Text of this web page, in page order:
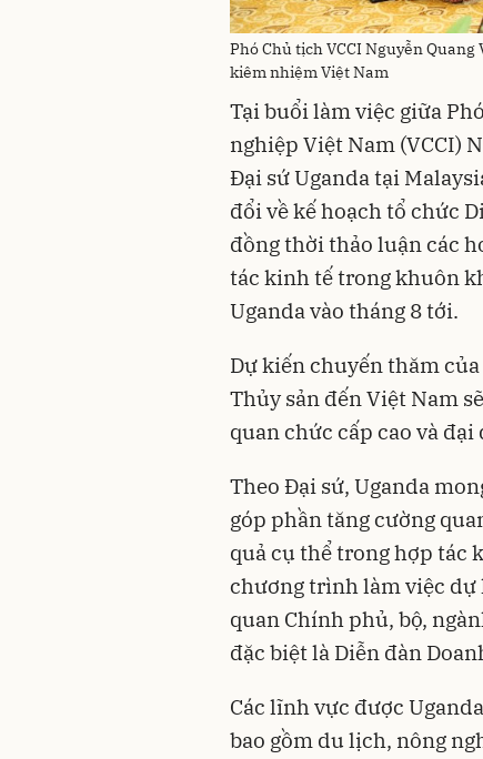
Phó Chủ tịch VCCI Nguyễn
kiêm nhiệm Việt Nam
Tại buổi làm việc giữa
nghiệp Việt Nam (VCCI)
Đại sứ Uganda tại
đổi về kế hoạch tổ chức
đồng thời thảo luận các
tác kinh tế trong khuôn
Uganda vào tháng 8 tới.
Dự kiến chuyến thăm
Thủy sản đến Việt Nam
quan chức cấp cao và
Theo Đại sứ, Uganda
góp phần tăng cường
quả cụ thể trong hợp tác
chương trình làm việc dự
quan Chính phủ, bộ,
đặc biệt là Diễn đàn
Các lĩnh vực được
bao gồm du lịch, nông